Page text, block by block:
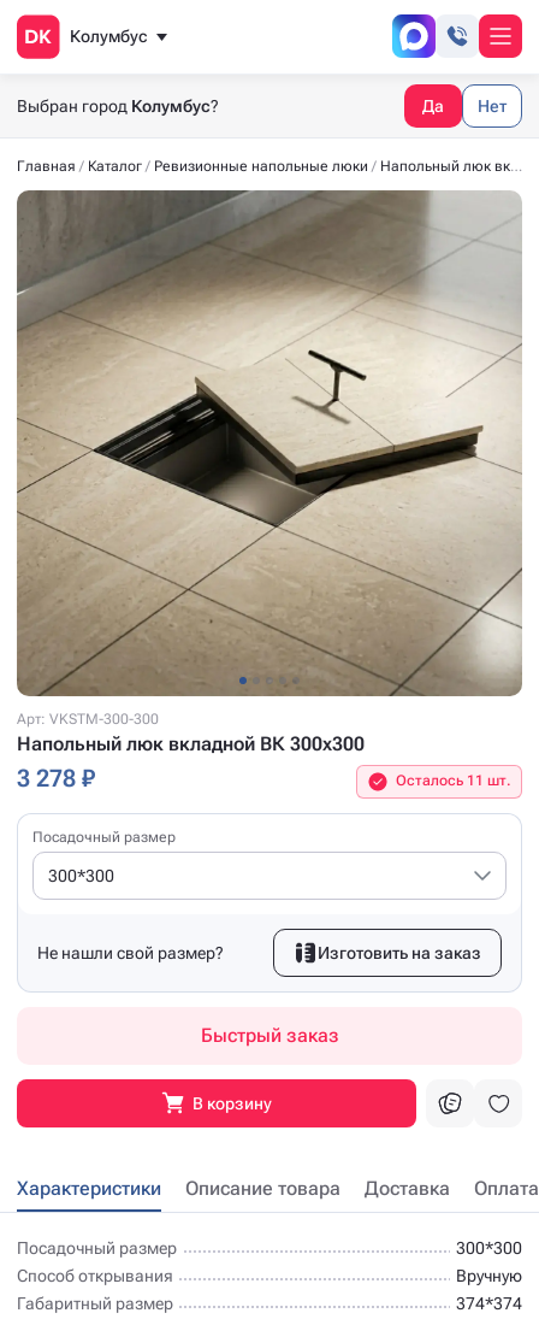
Колумбус
Выбран город Колумбус? Да Нет
Главная Каталог Ревизионные напольные люки Напольный люк вкладной ВК 300x300
Арт: VKSTM-300-300
Напольный люк вкладной ВК 300x300
3 278 ₽ Осталось 11 шт.
Посадочный размер
300*300
Не нашли свой размер? Изготовить на заказ
Быстрый заказ
В корзину
Характеристики Описание товара Доставка Оплата
Посадочный размер
300*300
Способ открывания
Вручную
Габаритный размер
374*374